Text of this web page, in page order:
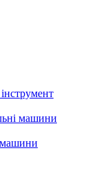
машини
машини